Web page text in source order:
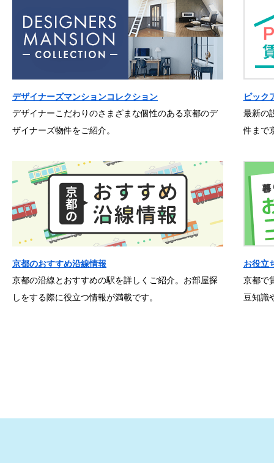
デザイナーズマンションコレクション
デザイナーこだわりのさまざまな個性のある京都のデ
ザイナーズ物件をご紹介。
ピック
最新の
件まで
京都のおすすめ沿線情報
京都の沿線とおすすめの駅を詳しくご紹介。お部屋探
しをする際に役立つ情報が満載です。
お役立
京都で
豆知識